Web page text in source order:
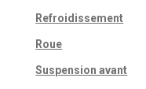
Refroidissement
Roue
Suspension avant